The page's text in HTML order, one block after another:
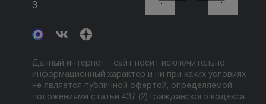
3
Сайкина, 19
Данный интернет - сайт носит исключительно
информационный характер и ни при каких условиях
не является публичной офертой, определяемой
положениями статьи 437 (2) Гражданского кодекса